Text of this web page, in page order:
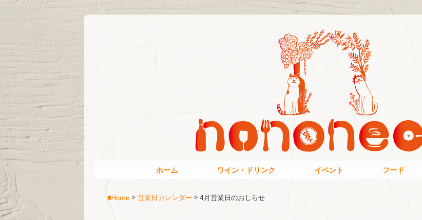
ホーム ワイン・ドリンク イベント フード
■Home 営業日カレンダー 4月営業日のおしらせ